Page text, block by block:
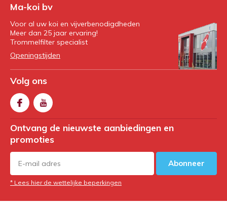
Ma-koi bv
Voor al uw koi en vijverbenodigdheden
Meer dan 25 jaar ervaring!
Trommelfilter specialist
Openingstijden
Volg ons
Ontvang de nieuwste aanbiedingen en
promoties
Abonneer
* Lees hier de wettelijke beperkingen